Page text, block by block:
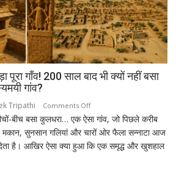
मिशन,
स्पेस
स्टेशन
की
बिजली
क्षमता
गाँव! 200 साल बाद भी क्यों नहीं बसा
गांव?
Tripathi Comments Offon
कुलधरा:
एक
रात
बीच बसा कुलधरा… एक ऐसा गांव, जो पिछले करीब
मकान, सुनसान गलियां और चारों ओर फैला सन्नाटा आज
है। आखिर ऐसा क्या हुआ कि एक समृद्ध और खुशहाल